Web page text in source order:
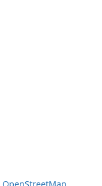
OpenStreetMap